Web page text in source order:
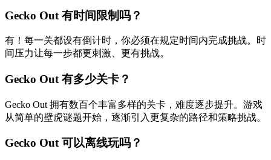
Gecko Out 有时间限制吗？
有！每一关都设有倒计时，你必须在规定时间内完成挑战。时
间压力让每一步都更刺激、更有挑战。
Gecko Out 有多少关卡？
Gecko Out 拥有数百个丰富多样的关卡，难度逐步提升。游戏
从简单的壁虎谜题开始，逐渐引入更复杂的路径和策略挑战。
Gecko Out 可以离线玩吗？